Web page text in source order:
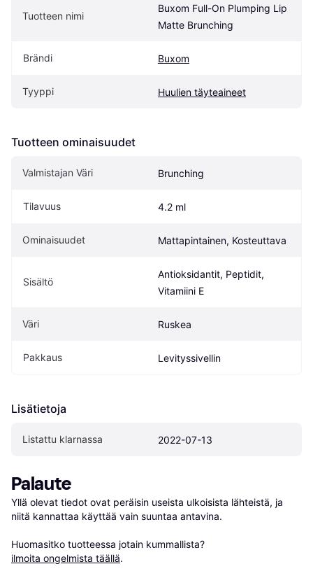
Tuotteen nimi
Buxom Full-On Plumping Lip
Matte Brunching
Brändi Buxom
Tyyppi Huulien täyteaineet
Tuotteen ominaisuudet
Valmistajan Väri Brunching
Tilavuus 4.2 ml
Ominaisuudet Mattapintainen, Kosteuttava
Sisältö
Antioksidantit, Peptidit,
Vitamiini E
Väri Ruskea
Pakkaus Levityssivellin
Lisätietoja
Listattu klarnassa 2022-07-13
Palaute
Yllä olevat tiedot ovat peräisin useista ulkoisista lähteistä, ja
niitä kannattaa käyttää vain suuntaa antavina.
Huomasitko tuotteessa jotain kummallista?
ilmoita ongelmista täällä.